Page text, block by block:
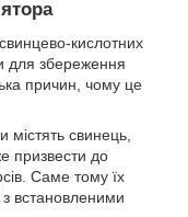
кислотних
для збереження
причин, чому це
містять свинець,
призвести до
Саме тому їх
з встановленими